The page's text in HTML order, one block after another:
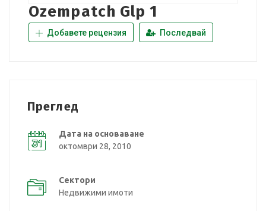
Ozempatch Glp 1
Добавете рецензия Последвай
Преглед
Дата на основаване
октомври 28, 2010
Сектори
Недвижими имоти